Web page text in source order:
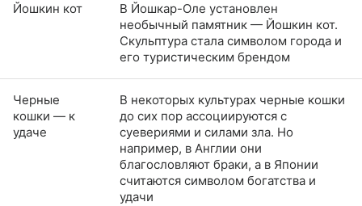
Йошкин кот
В Йошкар-Оле установлен
необычный памятник — Йошкин кот.
Скульптура стала символом города и
его туристическим брендом
Черные
кошки — к
удаче
В некоторых культурах черные кошки
до сих пор ассоциируются с
суевериями и силами зла. Но
например, в Англии они
благословляют браки, а в Японии
считаются символом богатства и
удачи